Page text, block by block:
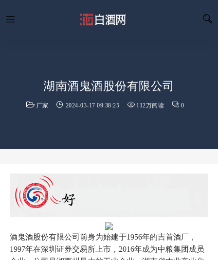
湖南酒鬼酒股份有限公司
厂家 2024-03-17 09:38:25 112万阅读 0
酒鬼酒股份有限公司前身为始建于1956年的吉首酒厂，
1997年在深圳证券交易所上市，2016年成为中粮集团成员